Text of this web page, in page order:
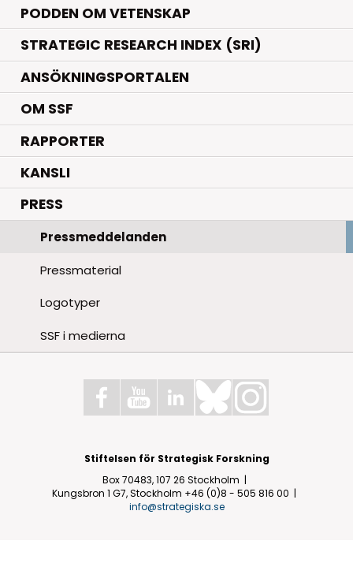
PODDEN OM VETENSKAP
STRATEGIC RESEARCH INDEX (SRI)
ANSÖKNINGSPORTALEN
OM SSF
RAPPORTER
KANSLI
PRESS
Pressmeddelanden
Pressmaterial
Logotyper
SSF i medierna
Stiftelsen för Strategisk Forskning
Box 70483, 107 26 Stockholm
Kungsbron 1 G7, Stockholm +46 (0)8 - 505 816 00
info@strategiska.se